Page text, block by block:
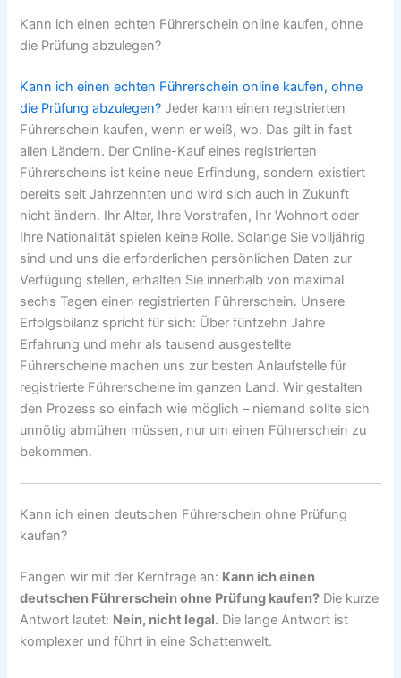
Kann ich einen echten Führerschein online kaufen, ohne
die Prüfung abzulegen?
Kann ich einen echten Führerschein online kaufen, ohne
die Prüfung abzulegen? Jeder kann einen registrierten
Führerschein kaufen, wenn er weiß, wo. Das gilt in fast
allen Ländern. Der Online-Kauf eines registrierten
Führerscheins ist keine neue Erfindung, sondern existiert
bereits seit Jahrzehnten und wird sich auch in Zukunft
nicht ändern. Ihr Alter, Ihre Vorstrafen, Ihr Wohnort oder
Ihre Nationalität spielen keine Rolle. Solange Sie volljährig
sind und uns die erforderlichen persönlichen Daten zur
Verfügung stellen, erhalten Sie innerhalb von maximal
sechs Tagen einen registrierten Führerschein. Unsere
Erfolgsbilanz spricht für sich: Über fünfzehn Jahre
Erfahrung und mehr als tausend ausgestellte
Führerscheine machen uns zur besten Anlaufstelle für
registrierte Führerscheine im ganzen Land. Wir gestalten
den Prozess so einfach wie möglich – niemand sollte sich
unnötig abmühen müssen, nur um einen Führerschein zu
bekommen.
Kann ich einen deutschen Führerschein ohne Prüfung
kaufen?
Fangen wir mit der Kernfrage an: Kann ich einen
deutschen Führerschein ohne Prüfung kaufen? Die kurze
Antwort lautet: Nein, nicht legal. Die lange Antwort ist
komplexer und führt in eine Schattenwelt.